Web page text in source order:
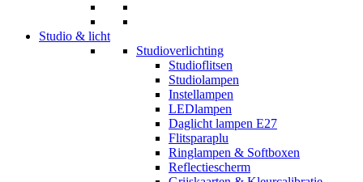
Studio & licht
Studioverlichting
Studioflitsen
Studiolampen
Instellampen
LEDlampen
Daglicht lampen E27
Flitsparaplu
Ringlampen & Softboxen
Reflectiescherm